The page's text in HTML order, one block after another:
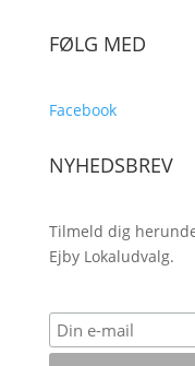
FØLG MED
Facebook
NYHEDSBREV
Tilmeld dig
Ejby Lokaludvalg.